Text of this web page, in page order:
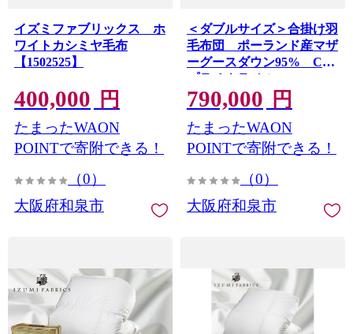
イズミファブリックス ホ
ワイトカシミヤ毛布
【1502525】
400,000 円
たまったWAON
POINTで寄附できる！
（0）
大阪府和泉市
＜ダブルサイズ＞合掛け羽
毛布団 ポーランド産マザ
ーグースダウン95% CIL
プラチナラベル
【1396742】
790,000 円
たまったWAON
POINTで寄附できる！
（0）
大阪府和泉市